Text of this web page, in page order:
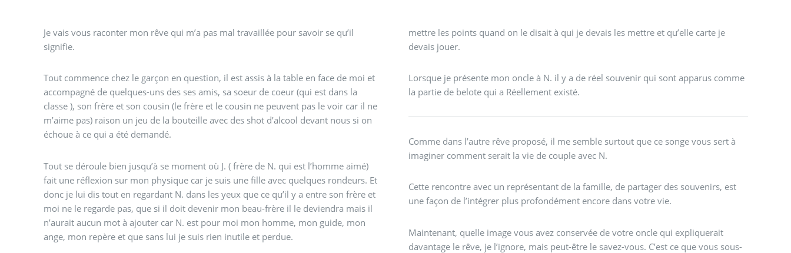
Je vais vous raconter mon rêve qui m’a pas mal travaillée pour savoir se qu’il
signifie.
Tout commence chez le garçon en question, il est assis à la table en face de moi et
accompagné de quelques-uns des ses amis, sa soeur de coeur (qui est dans la
classe ), son frère et son cousin (le frère et le cousin ne peuvent pas le voir car il ne
m’aime pas) raison un jeu de la bouteille avec des shot d’alcool devant nous si on
échoue à ce qui a été demandé.
Tout se déroule bien jusqu’à se moment où J. ( frère de N. qui est l’homme aimé)
fait une réflexion sur mon physique car je suis une fille avec quelques rondeurs. Et
donc je lui dis tout en regardant N. dans les yeux que ce qu’il y a entre son frère et
moi ne le regarde pas, que si il doit devenir mon beau-frère il le deviendra mais il
n’aurait aucun mot à ajouter car N. est pour moi mon homme, mon guide, mon
ange, mon repère et que sans lui je suis rien inutile et perdue.
mettre les points quand on le disait à qui je devais les mettre et qu’elle carte je
devais jouer.
Lorsque je présente mon oncle à N. il y a de réel souvenir qui sont apparus comme
la partie de belote qui a Réellement existé.
Comme dans l’autre rêve proposé, il me semble surtout que ce songe vous sert à
imaginer comment serait la vie de couple avec N.
Cette rencontre avec un représentant de la famille, de partager des souvenirs, est
une façon de l’intégrer plus profondément encore dans votre vie.
Maintenant, quelle image vous avez conservée de votre oncle qui expliquerait
davantage le rêve, je l’ignore, mais peut-être le savez-vous. C’est ce que vous sous-